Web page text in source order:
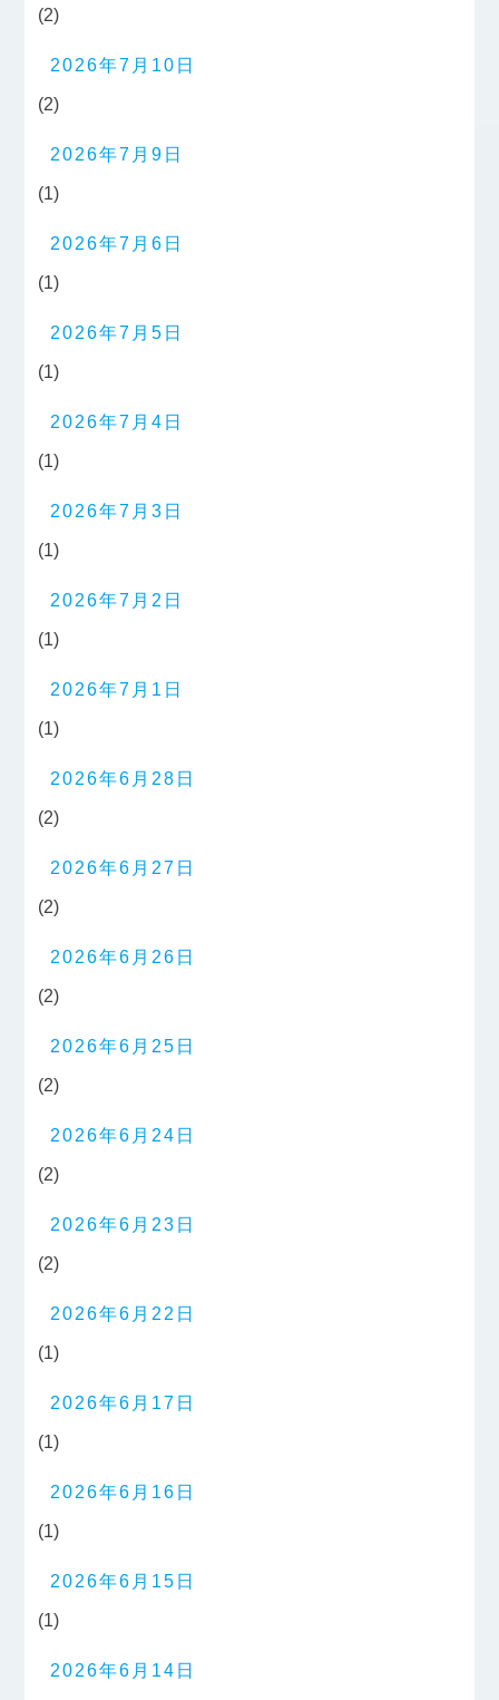
(2)
2026年7月10日
(2)
2026年7月9日
(1)
2026年7月6日
(1)
2026年7月5日
(1)
2026年7月4日
(1)
2026年7月3日
(1)
2026年7月2日
(1)
2026年7月1日
(1)
2026年6月28日
(2)
2026年6月27日
(2)
2026年6月26日
(2)
2026年6月25日
(2)
2026年6月24日
(2)
2026年6月23日
(2)
2026年6月22日
(1)
2026年6月17日
(1)
2026年6月16日
(1)
2026年6月15日
(1)
2026年6月14日